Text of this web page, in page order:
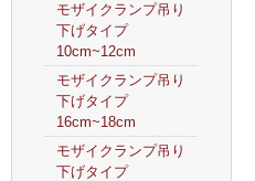
モザイクランプ吊り
下げタイプ
10cm~12cm
モザイクランプ吊り
下げタイプ
16cm~18cm
モザイクランプ吊り
下げタイプ